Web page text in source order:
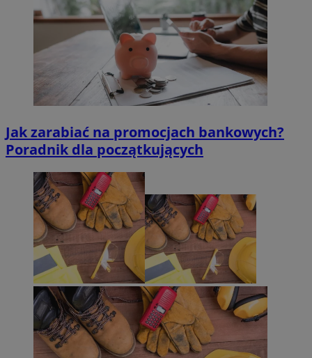
Jak zarabiać na promocjach bankowych?
Poradnik dla początkujących